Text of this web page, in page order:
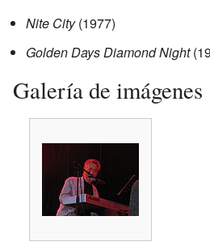
Nite City(1977)
Golden Days Diamond Night
Galería de imágenes